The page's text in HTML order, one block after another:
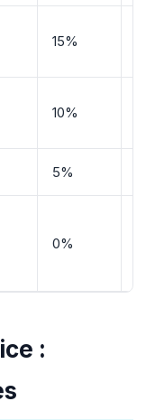
15%
10%
5%
0%
: